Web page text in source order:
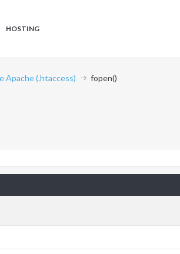
HOSTING
Apache (.htaccess)
fopen()